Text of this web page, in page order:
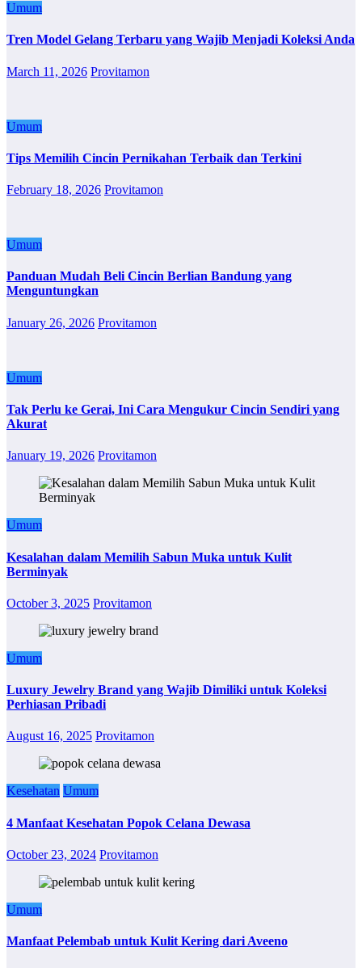
Umum
Tren Model Gelang Terbaru yang Wajib Menjadi Koleksi Anda
March 11, 2026 Provitamon
Umum
Tips Memilih Cincin Pernikahan Terbaik dan Terkini
February 18, 2026 Provitamon
Umum
Panduan Mudah Beli Cincin Berlian Bandung yang
Menguntungkan
January 26, 2026 Provitamon
Umum
Tak Perlu ke Gerai, Ini Cara Mengukur Cincin Sendiri yang
Akurat
January 19, 2026 Provitamon
Umum
Kesalahan dalam Memilih Sabun Muka untuk Kulit
Berminyak
October 3, 2025 Provitamon
Umum
Luxury Jewelry Brand yang Wajib Dimiliki untuk Koleksi
Perhiasan Pribadi
August 16, 2025 Provitamon
Kesehatan Umum
4 Manfaat Kesehatan Popok Celana Dewasa
October 23, 2024 Provitamon
Umum
Manfaat Pelembab untuk Kulit Kering dari Aveeno